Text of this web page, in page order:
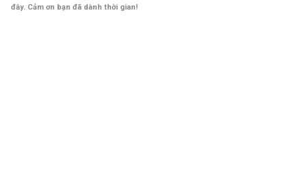
đây. Cảm ơn bạn đã dành thời gian!